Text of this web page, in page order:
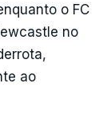
o FC
no
ao